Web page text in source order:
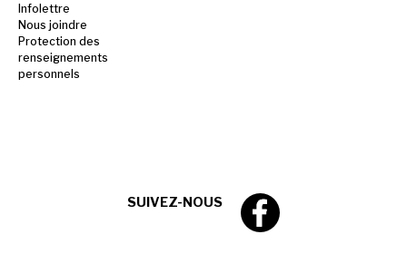
Infolettre
Nous joindre
Protection des
renseignements
personnels
SUIVEZ-NOUS